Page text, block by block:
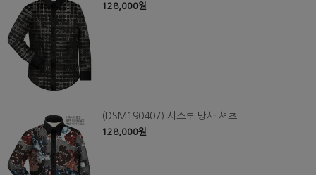
128,000원
(DSM190407) 시스루 망사 셔츠
128,000원